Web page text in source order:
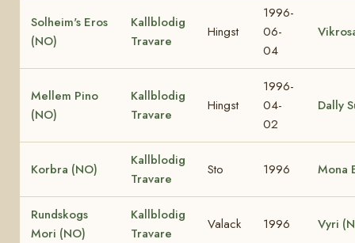
Solheim's Eros
(NO)
Kallblodig
Travare
Hingst
1996-
06-
04
Mellem Pino
(NO)
Kallblodig
Travare
Hingst
1996-
04-
02
Dally
Korbra (NO)
Kallblodig
Travare
Sto 1996 Mona
Rundskogs
Mori (NO)
Kallblodig
Travare
Valack 1996 Vyri